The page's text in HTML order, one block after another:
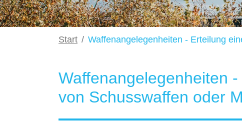
Start Waffenangelegenheiten - Erteilung
Waffenangelegenheiten
von Schusswaffen oder